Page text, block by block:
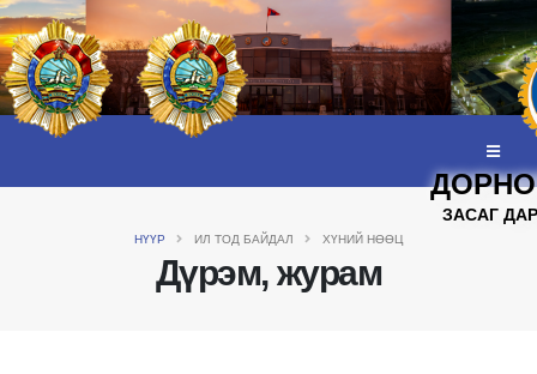
ЗАСАГ
НҮҮР ИЛ ТОД БАЙДАЛ ХҮНИЙ НӨӨЦ
Дүрэм, журам